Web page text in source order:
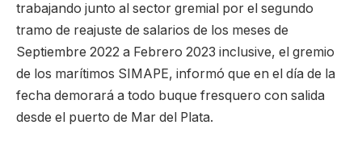
trabajando junto al sector gremial por el segundo
tramo de reajuste de salarios de los meses de
Septiembre 2022 a Febrero 2023 inclusive, el gremio
de los marítimos SIMAPE, informó que en el día de la
fecha demorará a todo buque fresquero con salida
desde el puerto de Mar del Plata.